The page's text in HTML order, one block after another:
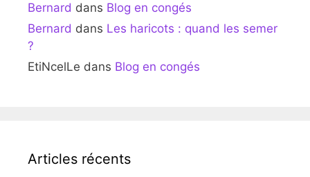
Bernard dans Blog en congés
Bernard dans Les haricots : quand les semer
?
EtiNcelLe dans Blog en congés
Articles récents